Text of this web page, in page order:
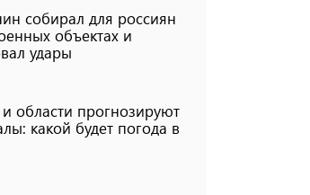
собирал для россиян
объектах и
удары
области прогнозируют
какой будет погода в